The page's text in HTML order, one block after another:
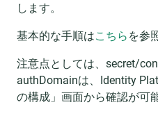
します。
基本的な手順はこちら を参
注意点としては、secret/
authDomainは、Identity
の構成」画面から確認が可